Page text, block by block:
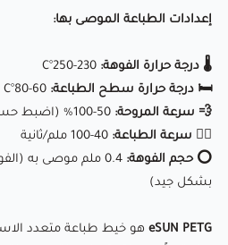
⚙ توافق واسع:
مثالي لـلهواة، الصناع، والمحترفين،
ميكانيكية ممتازة، وسهولة في
مما يجعله خيارًا رائعًا لمجموعة
إعدادات الطباعة الموصى بها:
🌡️ درجة حرارة الفوهة:
🛏️ درجة حرارة سطح الطباعة: 60-80°C
💨 سرعة المروحة: 50-100% (اضبط حسب الحاجة لتبريد القطعة)
🏃‍♂️ سرعة الطباعة:
⭕ حجم الفوهة:
0.4 ملم موصى به
بشكل جيد)
eSUN PETG هو خيط طباعة متعدد